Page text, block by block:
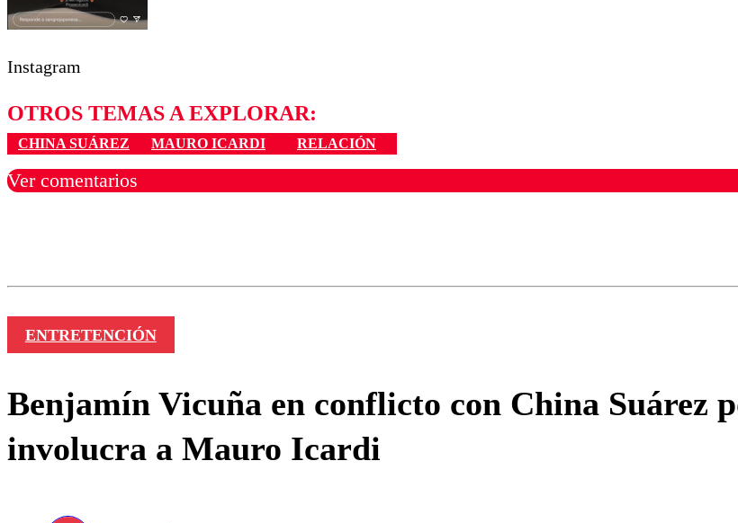
Instagram
OTROS TEMAS A EXPLORAR:
CHINA SUÁREZ MAURO ICARDI RELACIÓN
Ver comentarios
ENTRETENCIÓN
Benjamín Vicuña en conflicto con China Suárez
involucra a Mauro Icardi